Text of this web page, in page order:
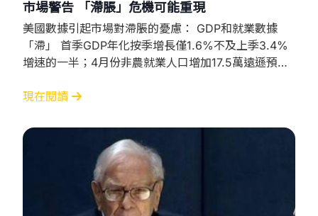
巿場警告 「滯脹」危機可能重現
美國數據引起市場對滯脹的憂慮： GDP和就業數據
「滯」 首季GDP年化按季增長僅1.6%不及上季3.4%
增速的一半；4月份非農就業人口增加17.5萬遠遜預期
升3.5%高於預期的3.4%，也高過前值的3.2%。PCE
通脹目標。 摩根大通CEO早前警告1970年代的滯脹危
現在閱讀